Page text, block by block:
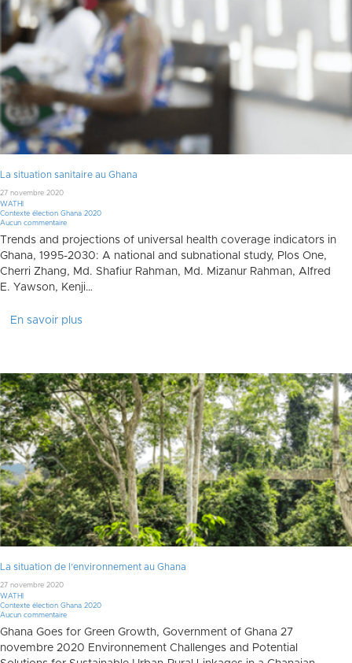
La situation sanitaire au Ghana
27 novembre 2020
WATHI
Contexte élection Ghana 2020
Aucun commentaire
Trends and projections of universal health coverage indicators in
Ghana, 1995-2030: A national and subnational study, Plos One,
Cherri Zhang, Md. Shafiur Rahman, Md. Mizanur Rahman, Alfred
E. Yawson, Kenji…
En savoir plus
La situation de l’environnement au Ghana
27 novembre 2020
WATHI
Contexte élection Ghana 2020
Aucun commentaire
Ghana Goes for Green Growth, Government of Ghana 27
novembre 2020 Environnement Challenges and Potential